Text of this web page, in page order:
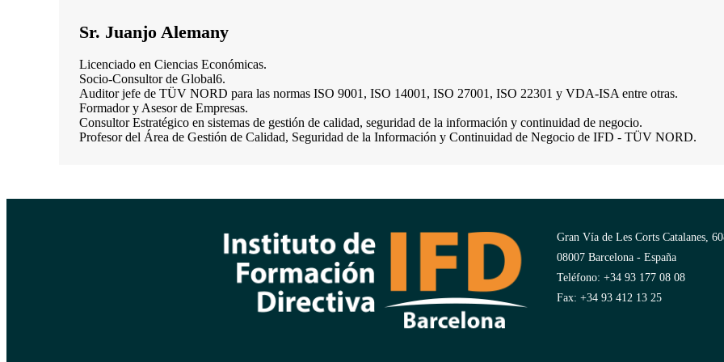
Sr. Juanjo Alemany
Licenciado en Ciencias Económicas.
Socio-Consultor de Global6.
Auditor jefe de TÜV NORD para las normas ISO 9001, ISO 14001, ISO 27001, ISO 22301 y VDA-ISA entre otras.
Formador y Asesor de Empresas.
Consultor Estratégico en sistemas de gestión de calidad, seguridad de la información y continuidad de negocio.
Profesor del Área de Gestión de Calidad, Seguridad de la Información y Continuidad de Negocio de IFD - TÜV NORD.
Gran Vía de Les Corts Catalanes,
08007 Barcelona - España
Teléfono: +34 93 177 08 08
Fax: +34 93 412 13 25